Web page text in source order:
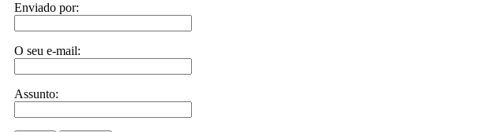
Enviado por:
O seu e-mail:
Assunto: